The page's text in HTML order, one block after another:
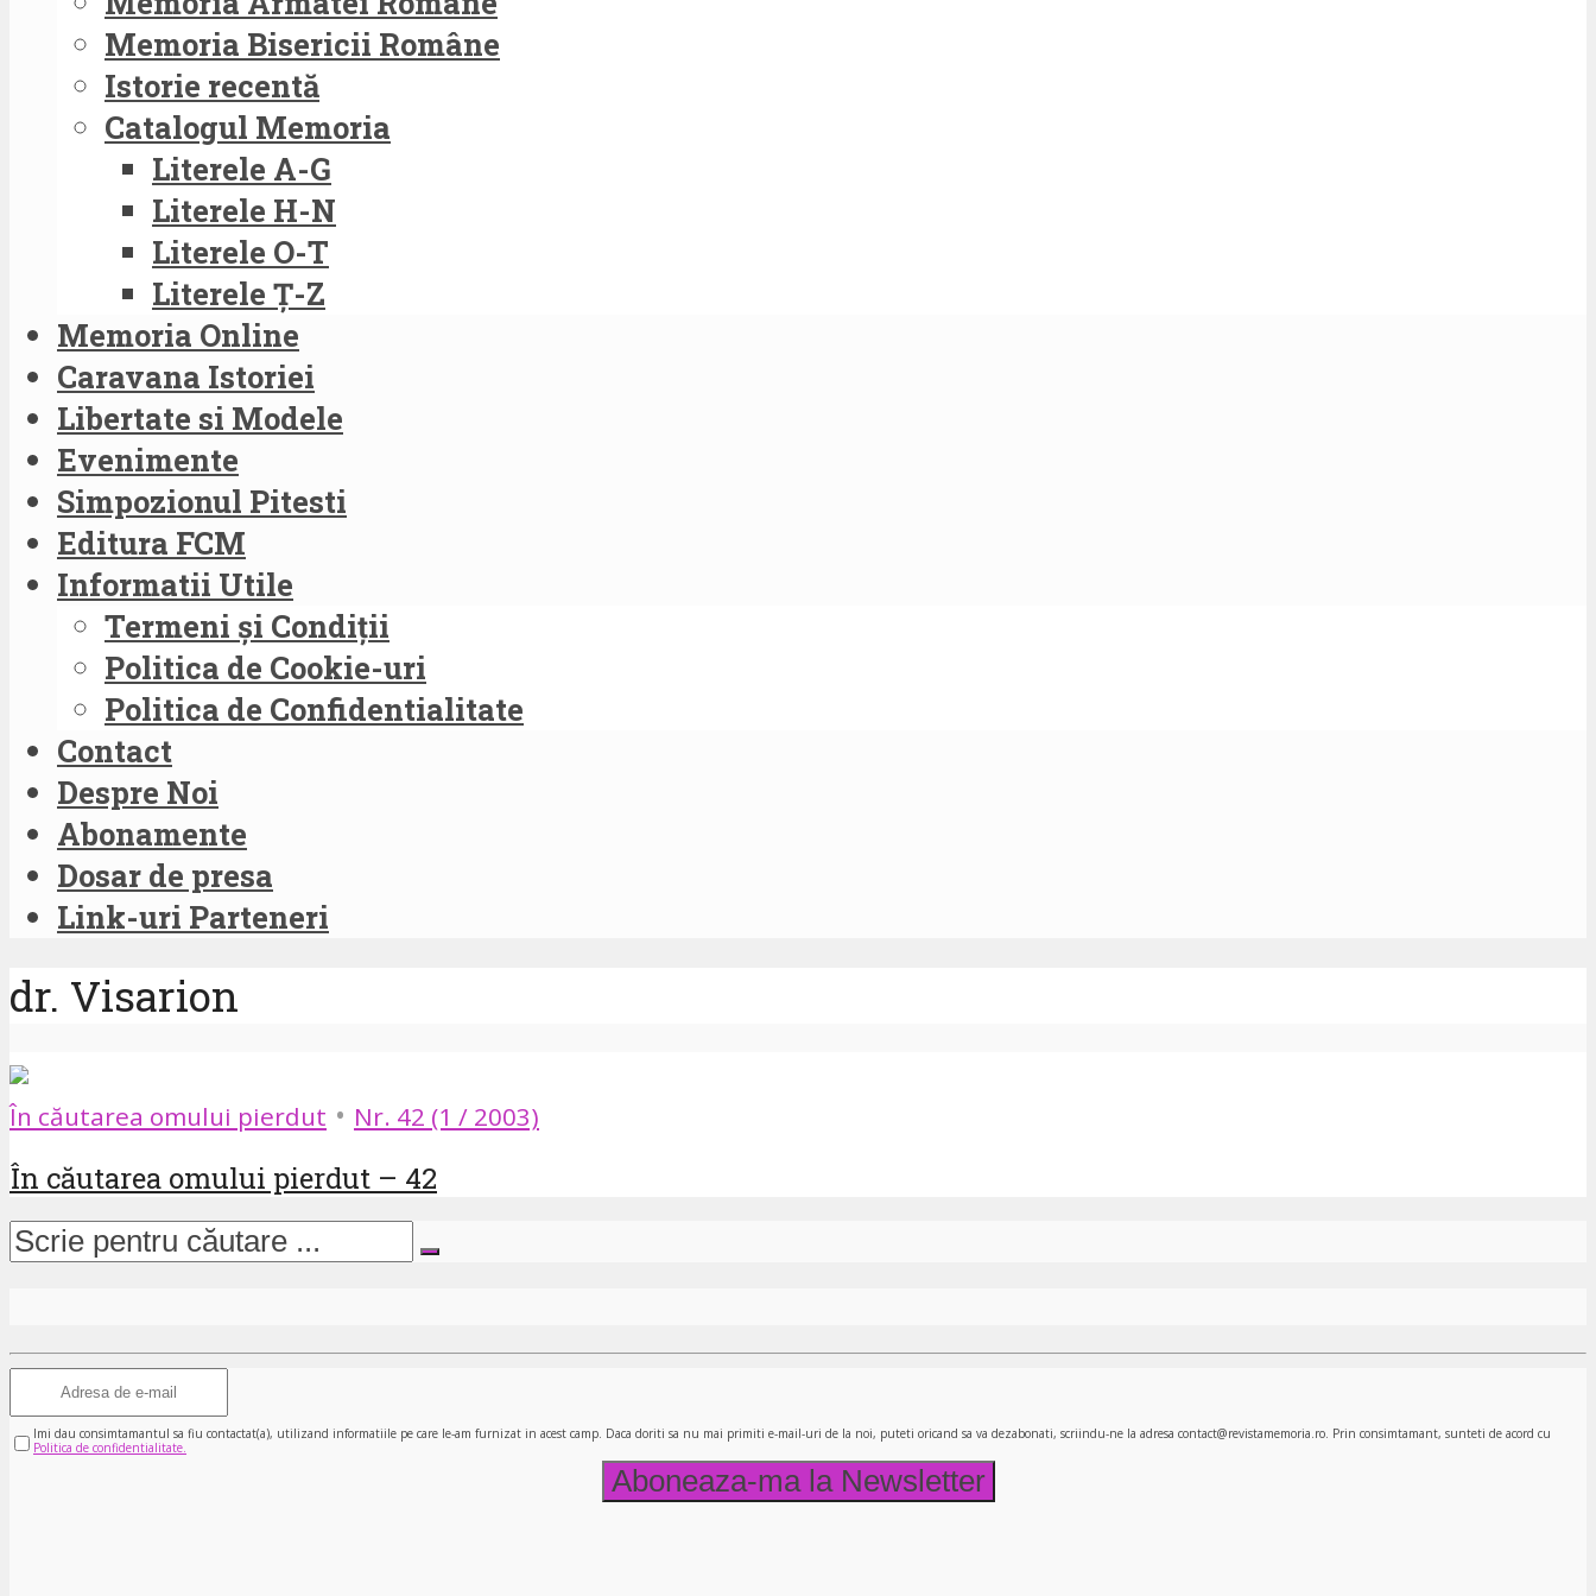
Memoria Bisericii Române
Istorie recentă
Catalogul Memoria
Literele A-G
Literele H-N
Literele O-T
Literele Ț-Z
Memoria Online
Caravana Istoriei
Libertate si Modele
Evenimente
Simpozionul Pitesti
Editura FCM
Informatii Utile
Termeni și Condiții
Politica de Cookie-uri
Politica de Confidentialitate
Contact
Despre Noi
Abonamente
Dosar de presa
Link-uri Parteneri
dr. Visarion
În căutarea omului pierdut • Nr. 42 (1 / 2003)
În căutarea omului pierdut – 42
Imi dau consimtamantul sa fiu contactat(a), utilizand informatiile pe care le-am furnizat in acest camp. Daca doriti sa nu mai primiti e-mail-uri de la noi, puteti oricand sa va dezabonati, scriindu-ne la adresa contact@revistamemoria.ro. Prin consimtamant, sunteti de acord cu
Politica de confidentialitate.